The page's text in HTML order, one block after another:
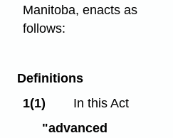
Manitoba, enacts as
follows:
Definitions
1(1)
In this Act
"advanced